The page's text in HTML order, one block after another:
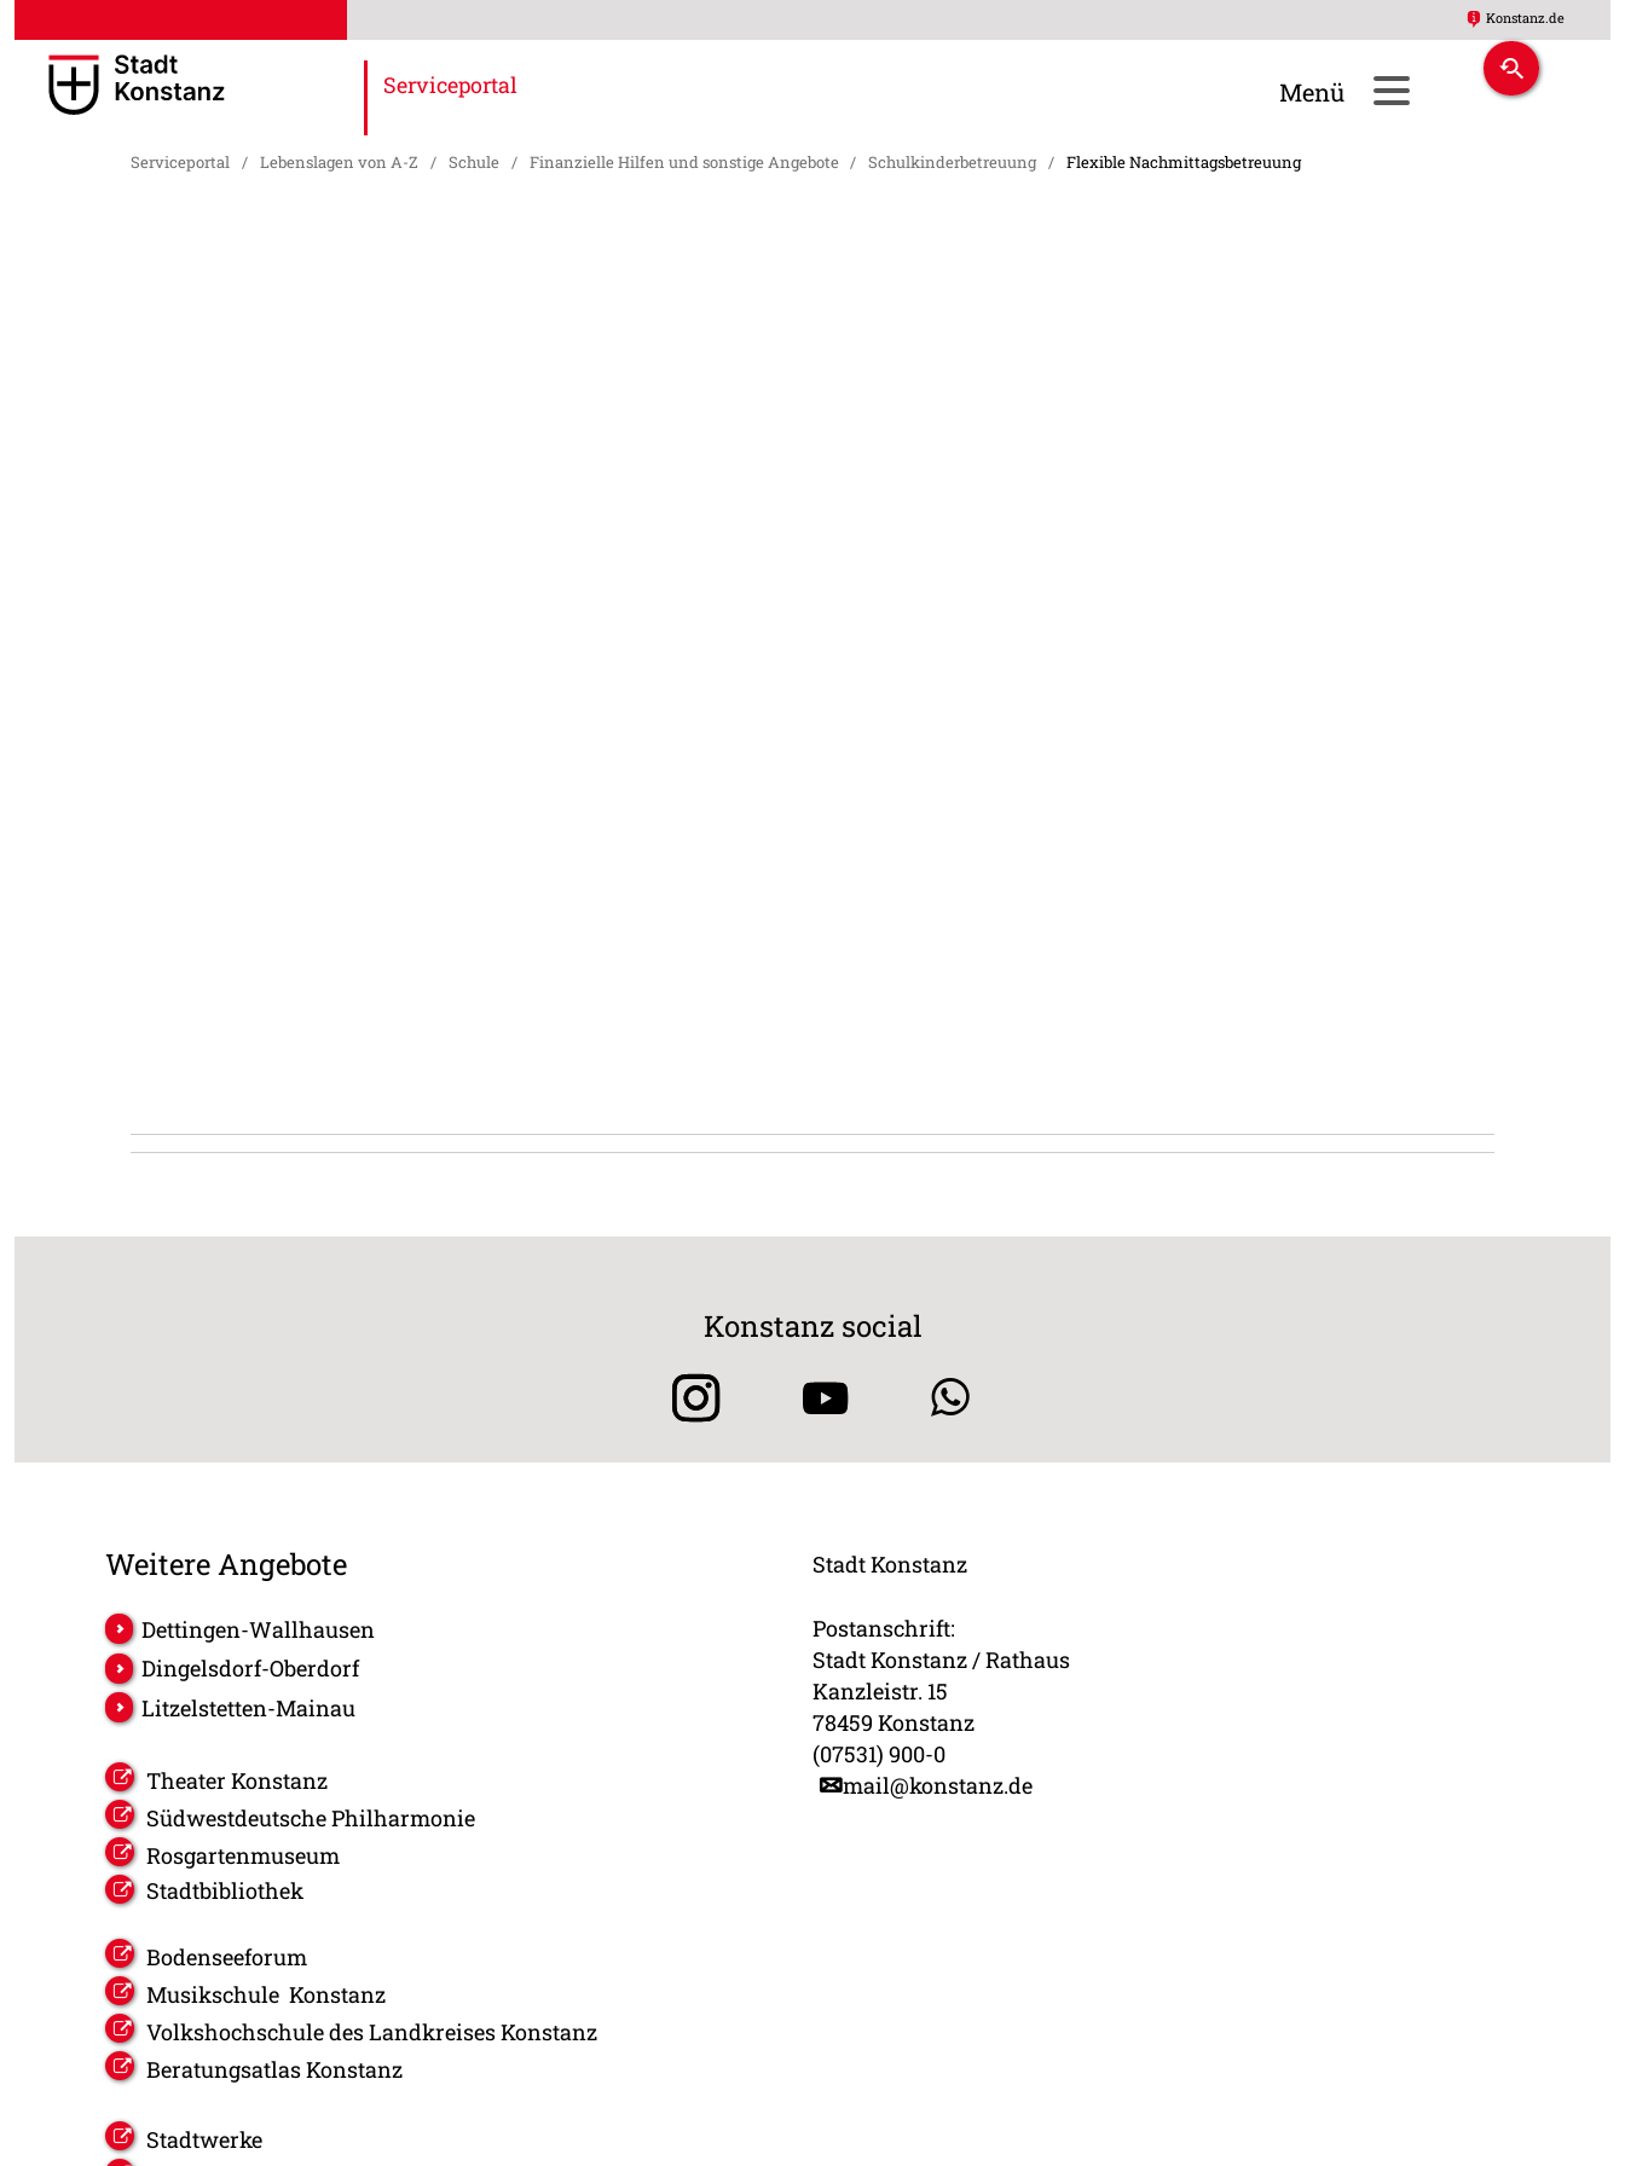
Konstanz.de
Serviceportal
Serviceportal / Lebenslagen von A-Z / Schule / Finanzielle Hilfen und sonstige Angebote / Schulkinderbetreuung / Flexible Nachmittagsbetreuung
Konstanz social
Weitere Angebote
Dettingen-Wallhausen
Dingelsdorf-Oberdorf
Litzelstetten-Mainau
Theater Konstanz
Südwestdeutsche Philharmonie
Rosgartenmuseum
Stadtbibliothek
Bodenseeforum
Musikschule Konstanz
Volkshochschule des Landkreises Konstanz
Beratungsatlas Konstanz
Stadtwerke
Stadt Konstanz
Postanschrift:
Stadt Konstanz / Rathaus
Kanzleistr. 15
78459 Konstanz
(07531) 900-0
mail@konstanz.de